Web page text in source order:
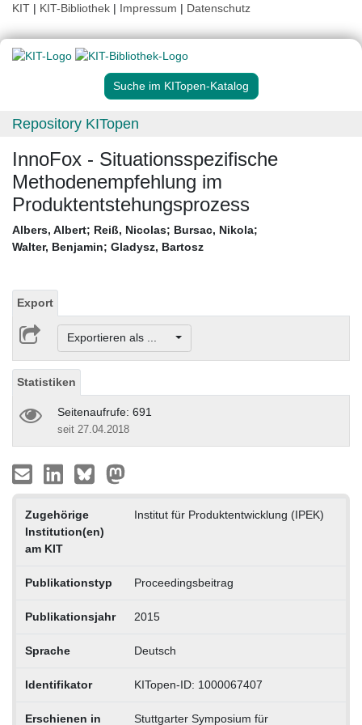
KIT | KIT-Bibliothek | Impressum | Datenschutz
Suche im KITopen-Katalog
Repository KITopen
InnoFox - Situationsspezifische
Methodenempfehlung im
Produktentstehungsprozess
Albers, Albert; Reiß, Nicolas; Bursac, Nikola;
Walter, Benjamin; Gladysz, Bartosz
Export
Exportieren als ...
Statistiken
Seitenaufrufe: 691
seit 27.04.2018
Zugehörige
Institution(en)
am KIT
Institut für Produktentwicklung (IPEK)
Publikationstyp Proceedingsbeitrag
Publikationsjahr 2015
Sprache Deutsch
Identifikator KITopen-ID: 1000067407
Erschienen in Stuttgarter Symposium für